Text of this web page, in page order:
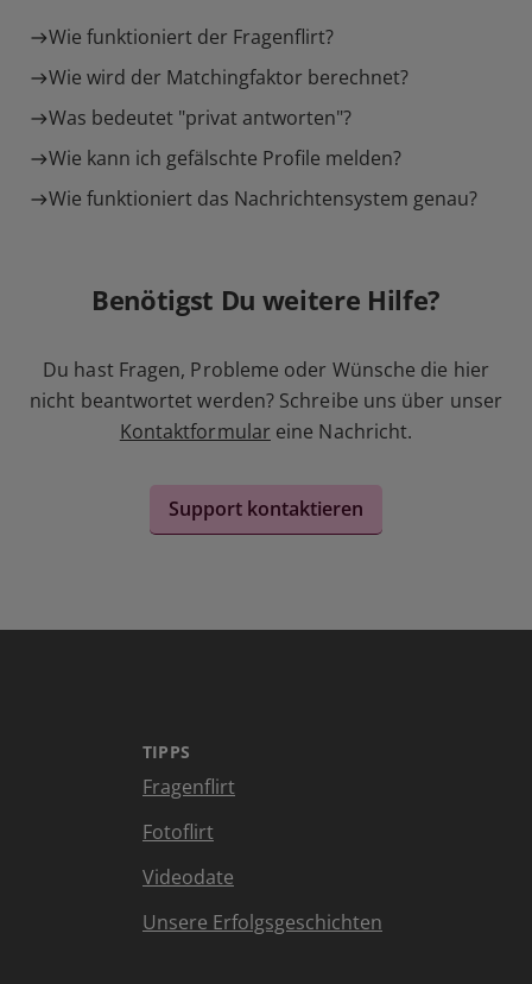
Wie funktioniert der Fragenflirt?
Wie wird der Matchingfaktor berechnet?
Was bedeutet "privat antworten"?
Wie kann ich gefälschte Profile melden?
Wie funktioniert das Nachrichtensystem genau?
Benötigst Du weitere Hilfe?
Du hast Fragen, Probleme oder Wünsche die hier
nicht beantwortet werden? Schreibe uns über unser
Kontaktformular eine Nachricht.
Support kontaktieren
TIPPS
Fragenflirt
Fotoflirt
Videodate
Unsere Erfolgsgeschichten